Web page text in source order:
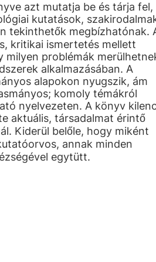
azt mutatja be és tárja fel,
kutatások,
tekinthetők megbízhatónak.
kritikai ismertetés mellett
milyen problémák
alkalmazásában. A
alapokon nyugszik, ám
komoly témákról
nyelvezeten. A könyv
aktuális, társadalmat érintő
Kiderül belőle, hogy miként
annak minden
egytütt.